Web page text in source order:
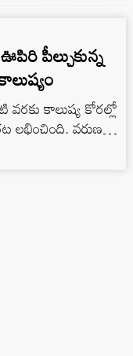
పీల్చుకున్న
వరకు కాలుష్య కోరల్లో
లభించింది. వరుణ
ఢిల్లీ-